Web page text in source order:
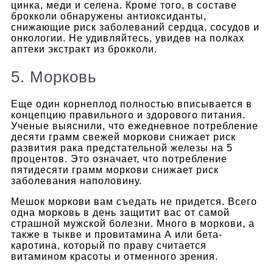
цинка, меди и селена. Кроме того, в составе
брокколи обнаружены антиоксиданты,
снижающие риск заболеваний сердца, сосудов и
онкологии. Не удивляйтесь, увидев на полках
аптеки экстракт из брокколи.
5. Морковь
Еще один корнеплод полностью вписывается в
концепцию правильного и здорового питания.
Ученые выяснили, что ежедневное потребление
десяти грамм свежей моркови снижает риск
развития рака предстательной железы на 5
процентов. Это означает, что потребление
пятидесяти грамм моркови снижает риск
заболевания наполовину.
Мешок моркови вам съедать не придется. Всего
одна морковь в день защитит вас от самой
страшной мужской болезни. Много в моркови, а
также в тыкве и провитамина А или бета-
каротина, который по праву считается
витамином красоты и отменного зрения.